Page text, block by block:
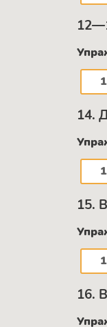
1
14.
1
15.
1
16.